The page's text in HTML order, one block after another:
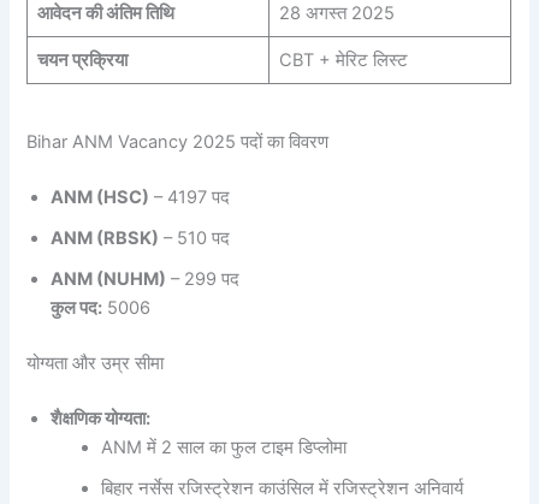
आवेदन की अंतिम तिथि 28 अगस्त 2025
चयन प्रक्रिया CBT + मेरिट लिस्ट
Bihar ANM Vacancy 2025 पदों का विवरण
ANM (HSC) – 4197 पद
ANM (RBSK) – 510 पद
ANM (NUHM) – 299 पद
कुल पद: 5006
योग्यता और उम्र सीमा
शैक्षणिक योग्यता:
ANM में 2 साल का फुल टाइम डिप्लोमा
बिहार नर्सेस रजिस्ट्रेशन काउंसिल में रजिस्ट्रेशन अनिवार्य